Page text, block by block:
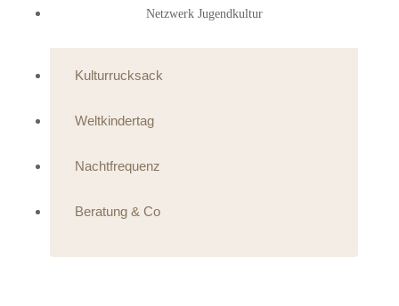
Netzwerk Jugendkultur
Kulturrucksack
Weltkindertag
Nachtfrequenz
Beratung & Co